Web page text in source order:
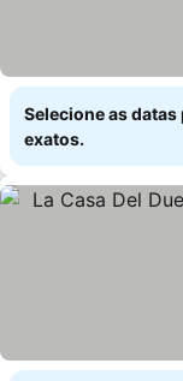
Selecione as
exatos.